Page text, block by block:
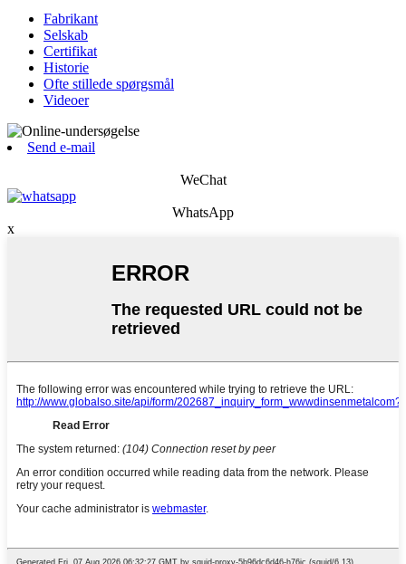
Fabrikant
Selskab
Certifikat
Historie
Ofte stillede spørgsmål
Videoer
Send e-mail
WeChat
WhatsApp
x